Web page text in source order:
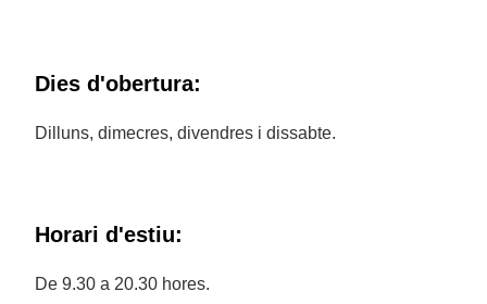
Dies d'obertura:
Dilluns, dimecres, divendres i dissabte.
Horari d'estiu:
De 9.30 a 20.30 hores.